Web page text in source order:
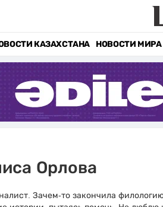
КАЗАХСТАНА НОВОСТИ МИРА
Орлова
Зачем-то закончила